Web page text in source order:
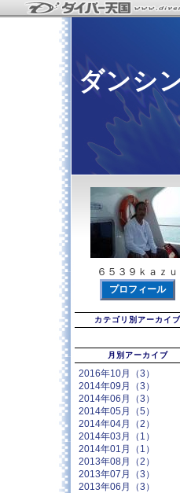
ダンシ
６５３９ｋａｚｕ
プロフィール
カテゴリ別アーカイブ
月別アーカイブ
2016年10月（3）
2014年09月（3）
2014年06月（3）
2014年05月（5）
2014年04月（2）
2014年03月（1）
2014年01月（1）
2013年08月（2）
2013年07月（3）
2013年06月（3）